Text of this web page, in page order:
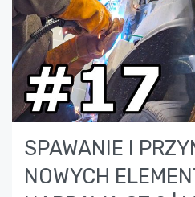
SPAWANIE I
NOWYCH